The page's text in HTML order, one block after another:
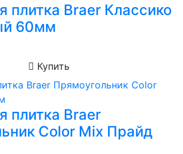
плитка Braer Классико
60мм
Купить
плитка Braer
Color Mix Прайд